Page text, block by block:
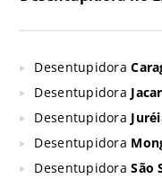
Desentupidora
Desentupidora
Desentupidora
Desentupidora
DesentupidoraSão